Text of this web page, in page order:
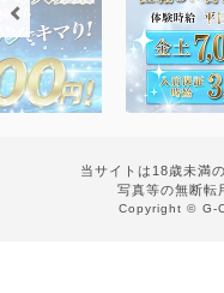
当サイトは18歳未満
写真等の無断転
Copyright © G-